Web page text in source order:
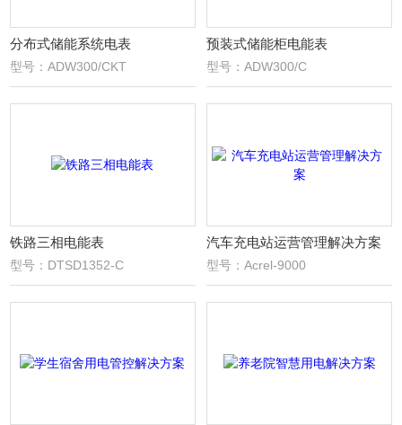
分布式储能系统电表
型号：ADW300/CKT
预装式储能柜电能表
型号：ADW300/C
铁路三相电能表
型号：DTSD1352-C
汽车充电站运营管理解决方案
型号：Acrel-9000